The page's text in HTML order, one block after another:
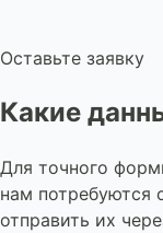
Оставьте заявку
Какие
Для точного
нам
отправить их